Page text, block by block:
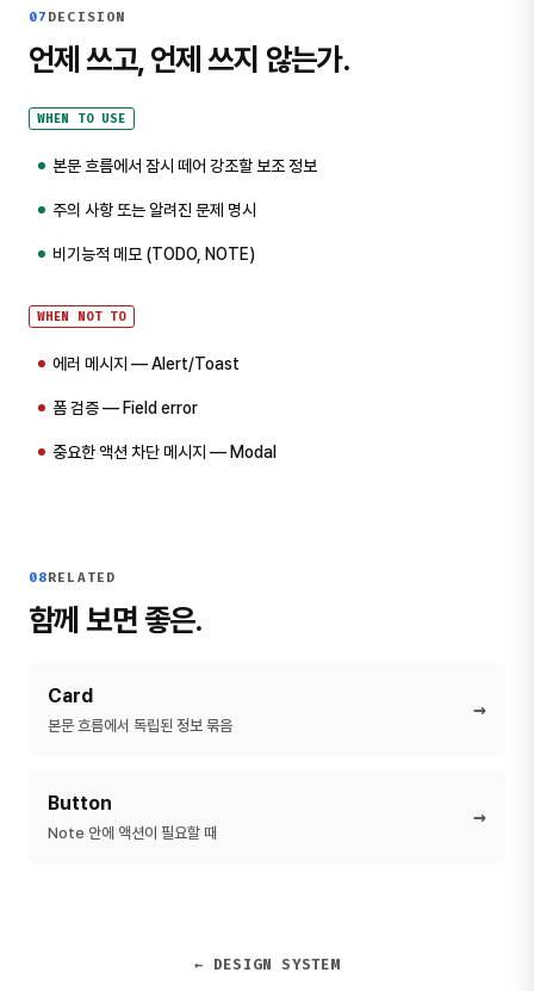
07 DECISION
언제 쓰고, 언제 쓰지 않는가.
WHEN TO USE
본문 흐름에서 잠시 떼어 강조할 보조 정보
주의 사항 또는 알려진 문제 명시
비기능적 메모 (TODO, NOTE)
WHEN NOT TO
에러 메시지 — Alert/Toast
폼 검증 — Field error
중요한 액션 차단 메시지 — Modal
08RELATED
함께 보면 좋은.
Card
본문 흐름에서 독립된 정보 묶음
→
Button
Note 안에 액션이 필요할 때
→
← DESIGN SYSTEM